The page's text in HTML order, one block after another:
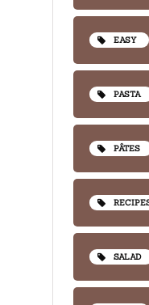
EASY
PASTA
PÂTES
SALAD